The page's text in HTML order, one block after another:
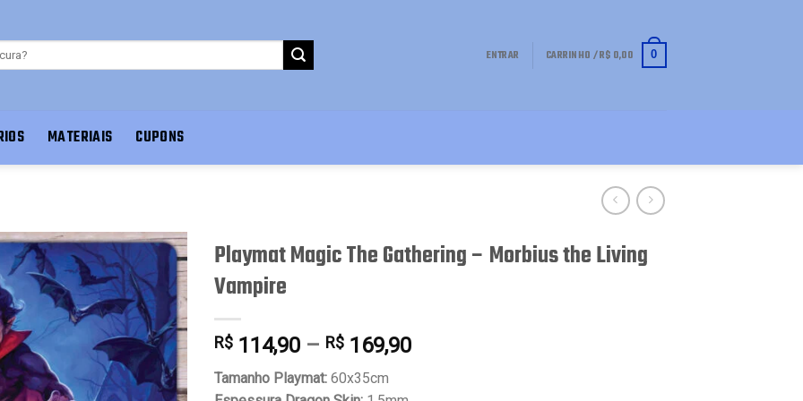
ENTRAR CARRINHO /R$ 0,00 0
MATERIAIS CUPONS
Favoritar
Playmat Magic The Gathering – Morbius the Living
Vampire
R$ 114,90 – R$ 169,90
Tamanho Playmat: 60x35cm